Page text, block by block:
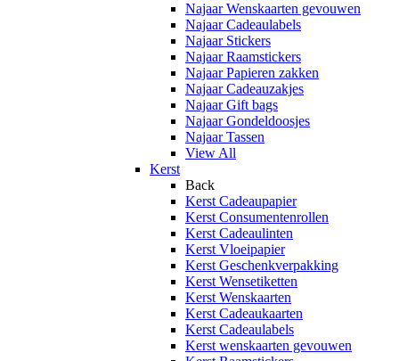
Najaar Wenskaarten gevouwen
Najaar Cadeaulabels
Najaar Stickers
Najaar Raamstickers
Najaar Papieren zakken
Najaar Cadeauzakjes
Najaar Gift bags
Najaar Gondeldoosjes
Najaar Tassen
View All
Kerst
Back
Kerst Cadeaupapier
Kerst Consumentenrollen
Kerst Cadeaulinten
Kerst Vloeipapier
Kerst Geschenkverpakking
Kerst Wensetiketten
Kerst Wenskaarten
Kerst Cadeaukaarten
Kerst Cadeaulabels
Kerst wenskaarten gevouwen